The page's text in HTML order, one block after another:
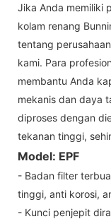
Jika Anda memiliki
kolam renang
tentang
kami. Para
membantu Anda
mekanis dan daya
diproses dengan
tekanan tinggi,
Model: EPF
- Badan filter
tinggi, anti korosi,
- Kunci penjepit